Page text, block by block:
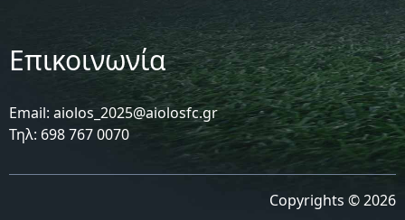
Επικοινωνία
Email: aiolos_2025@aiolosfc.gr
Τηλ: 698 767 0070
Copyrights © 2026